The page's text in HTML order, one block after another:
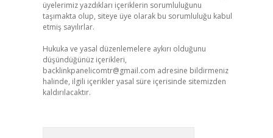
üyelerimiz yazdıkları içeriklerin sorumluluğunu
taşımakta olup, siteye üye olarak bu sorumluluğu kabul
etmiş sayılırlar.
Hukuka ve yasal düzenlemelere aykırı olduğunu
düşündüğünüz içerikleri,
backlinkpanelicomtr@gmail.com adresine bildirmeniz
halinde, ilgili içerikler yasal süre içerisinde sitemizden
kaldırılacaktır.